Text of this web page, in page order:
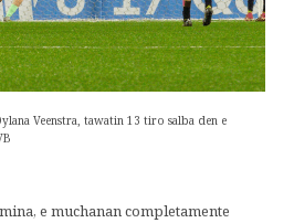
Veenstra, tawatin 13 tiro salba den e
e muchanan completamente